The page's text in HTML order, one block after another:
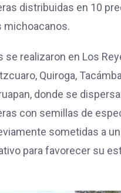
distribuidas en 10
michoacanos.
se realizaron en Los
Quiroga,
donde se
con semillas de
sometidas a
para favorecer su